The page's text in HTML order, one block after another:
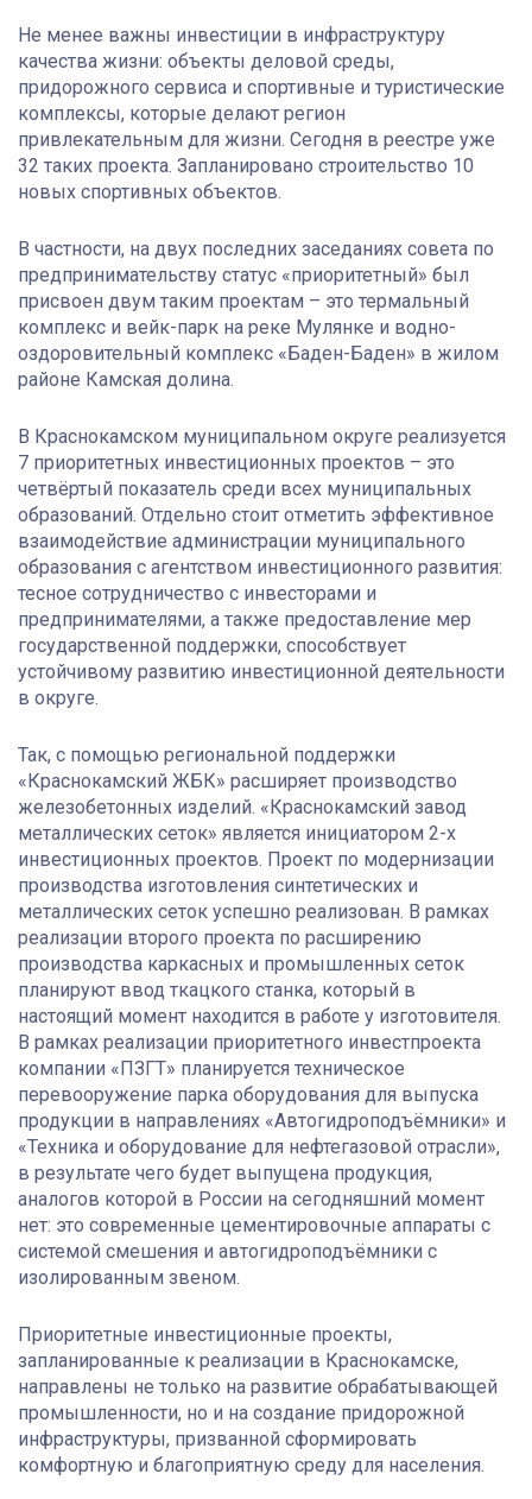
Не менее важны инвестиции в инфраструктуру
качества жизни: объекты деловой среды,
придорожного сервиса и спортивные и туристические
комплексы, которые делают регион
привлекательным для жизни. Сегодня в реестре уже
32 таких проекта. Запланировано строительство 10
новых спортивных объектов.
В частности, на двух последних заседаниях совета по
предпринимательству статус «приоритетный» был
присвоен двум таким проектам – это термальный
комплекс и вейк-парк на реке Мулянке и водно-
оздоровительный комплекс «Баден-Баден» в жилом
районе Камская долина.
В Краснокамском муниципальном округе реализуется
7 приоритетных инвестиционных проектов – это
четвёртый показатель среди всех муниципальных
образований. Отдельно стоит отметить эффективное
взаимодействие администрации муниципального
образования с агентством инвестиционного развития:
тесное сотрудничество с инвесторами и
предпринимателями, а также предоставление мер
государственной поддержки, способствует
устойчивому развитию инвестиционной деятельности
в округе.
Так, с помощью региональной поддержки
«Краснокамский ЖБК» расширяет производство
железобетонных изделий. «Краснокамский завод
металлических сеток» является инициатором 2-х
инвестиционных проектов. Проект по модернизации
производства изготовления синтетических и
металлических сеток успешно реализован. В рамках
реализации второго проекта по расширению
производства каркасных и промышленных сеток
планируют ввод ткацкого станка, который в
настоящий момент находится в работе у изготовителя.
В рамках реализации приоритетного инвестпроекта
компании «ПЗГТ» планируется техническое
перевооружение парка оборудования для выпуска
продукции в направлениях «Автогидроподъёмники» и
«Техника и оборудование для нефтегазовой отрасли»,
в результате чего будет выпущена продукция,
аналогов которой в России на сегодняшний момент
нет: это современные цементировочные аппараты с
системой смешения и автогидроподъёмники с
изолированным звеном.
Приоритетные инвестиционные проекты,
запланированные к реализации в Краснокамске,
направлены не только на развитие обрабатывающей
промышленности, но и на создание придорожной
инфраструктуры, призванной сформировать
комфортную и благоприятную среду для населения.